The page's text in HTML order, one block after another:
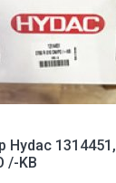
Hydac 1314451,
/-KB